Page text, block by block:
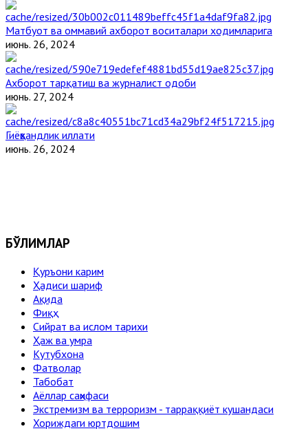
Матбуот ва оммавий ахборот воситалари ходимларига
июнь. 26, 2024
Ахборот тарқатиш ва журналист одоби
июнь. 27, 2024
Гиёҳвандлик иллати
июнь. 26, 2024
БЎЛИМЛАР
Қуръони карим
Ҳадиси шариф
Ақида
Фиқҳ
Сийрат ва ислом тарихи
Ҳаж ва умра
Кутубхона
Фатволар
Табобат
Аёллар саҳифаси
Экстремизм ва терроризм - тарраққиёт кушандаси
Хориждаги юртдошим